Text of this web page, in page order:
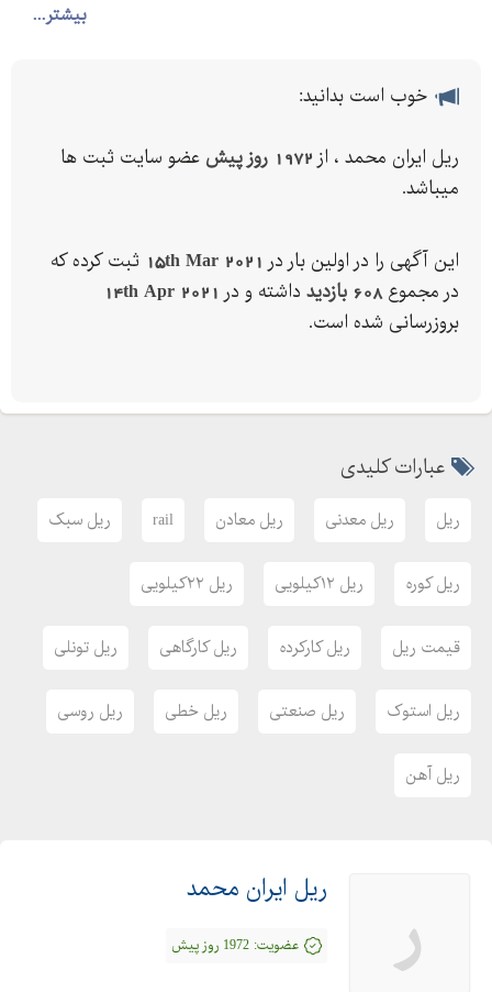
بیشتر...
به دلخواه شما
عمده و خرده
((( نو و درحدنو )))
خوب است بدانید:
ریل ایران محمد ، از 1972 روز پیش
عضو سایت ثبت ها
میباشد.
این آگهی را در اولین بار در 15th Mar 2021 ثبت کرده که
در مجموع608 بازدید داشته و در 14th Apr 2021
بروزرسانی شده است.
عبارات کلیدی
ریل ریل معدنی ریل معادن rail ریل سبک
ریل کوره ریل ۱۲کیلویی ریل ۲۲کیلویی
قیمت ریل ریل کارکرده ریل کارگاهی ریل تونلی
ریل استوک ریل صنعتی ریل خطی ریل روسی
ریل آهن
ر ریل ایران محمد
عضویت: 1972 روز پیش